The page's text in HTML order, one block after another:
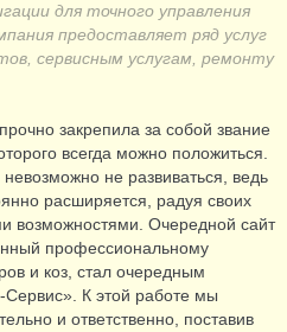
для точного управления
предоставляет ряд услуг
сервисным услугам, ремонту
закрепила за собой звание
всегда можно положиться.
не развиваться, ведь
расширяется, радуя своих
возможностями. Очередной сайт
профессиональному
и коз, стал очередным
К этой работе мы
и ответственно, поставив